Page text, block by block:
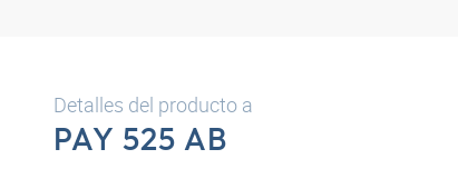
Detalles del producto a
PAY 525 AB